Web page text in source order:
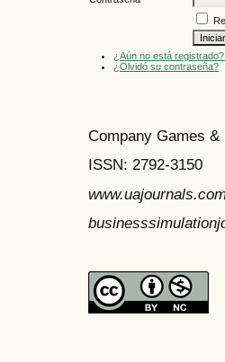
¿Aún no está
¿Olvidó su contraseña?
Company Games
ISSN: 2792-3150